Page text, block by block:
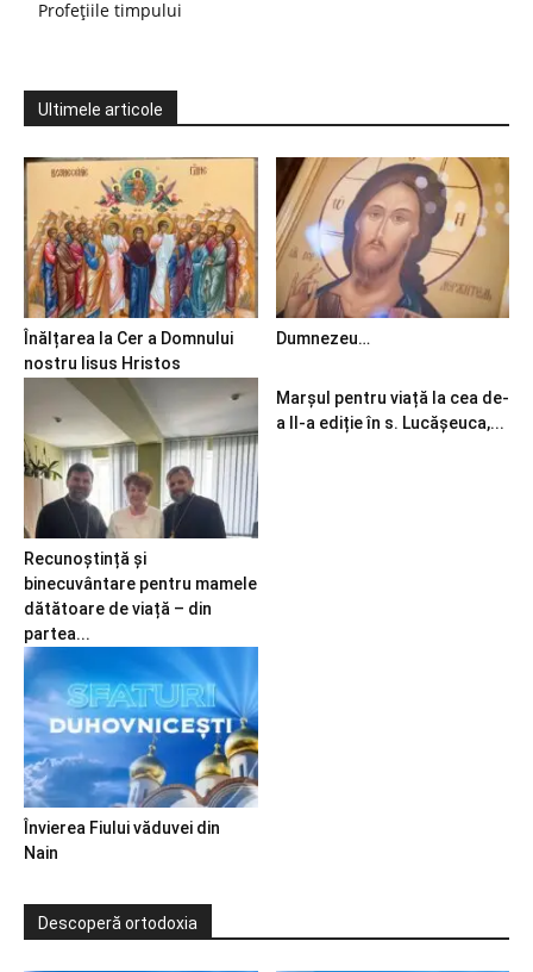
Profețiile timpului
Ultimele articole
Înălțarea la Cer a Domnului
nostru Iisus Hristos
Dumnezeu…
Recunoștință și
binecuvântare pentru mamele
dătătoare de viață – din
partea...
Marșul pentru viață la cea de-
a II-a ediție în s. Lucășeuca,...
Învierea Fiului văduvei din
Nain
Descoperă ortodoxia